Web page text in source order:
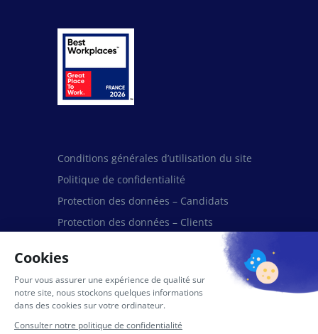
Conditions générales d’utilisation du site
Politique de confidentialité
Protection des données – Candidats
Protection des données – Clients
Protection des données – Fournisseurs et
Partenaires
Mentions légales
Politique de cookies (UE)